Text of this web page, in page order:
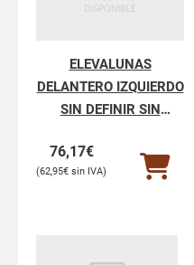
ELEVALUNAS
DELANTERO IZQUIERDO
SIN DEFINIR SIN
76,17€
62,95€